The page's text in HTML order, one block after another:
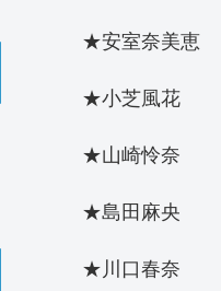
★安室奈美恵
★小芝風花
★山崎怜奈
★島田麻央
★川口春奈